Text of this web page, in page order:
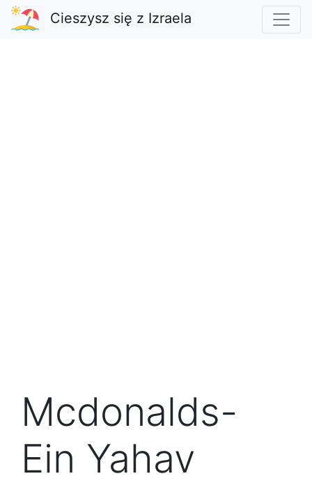
Cieszysz się z Izraela
Mcdonalds-
Ein Yahav